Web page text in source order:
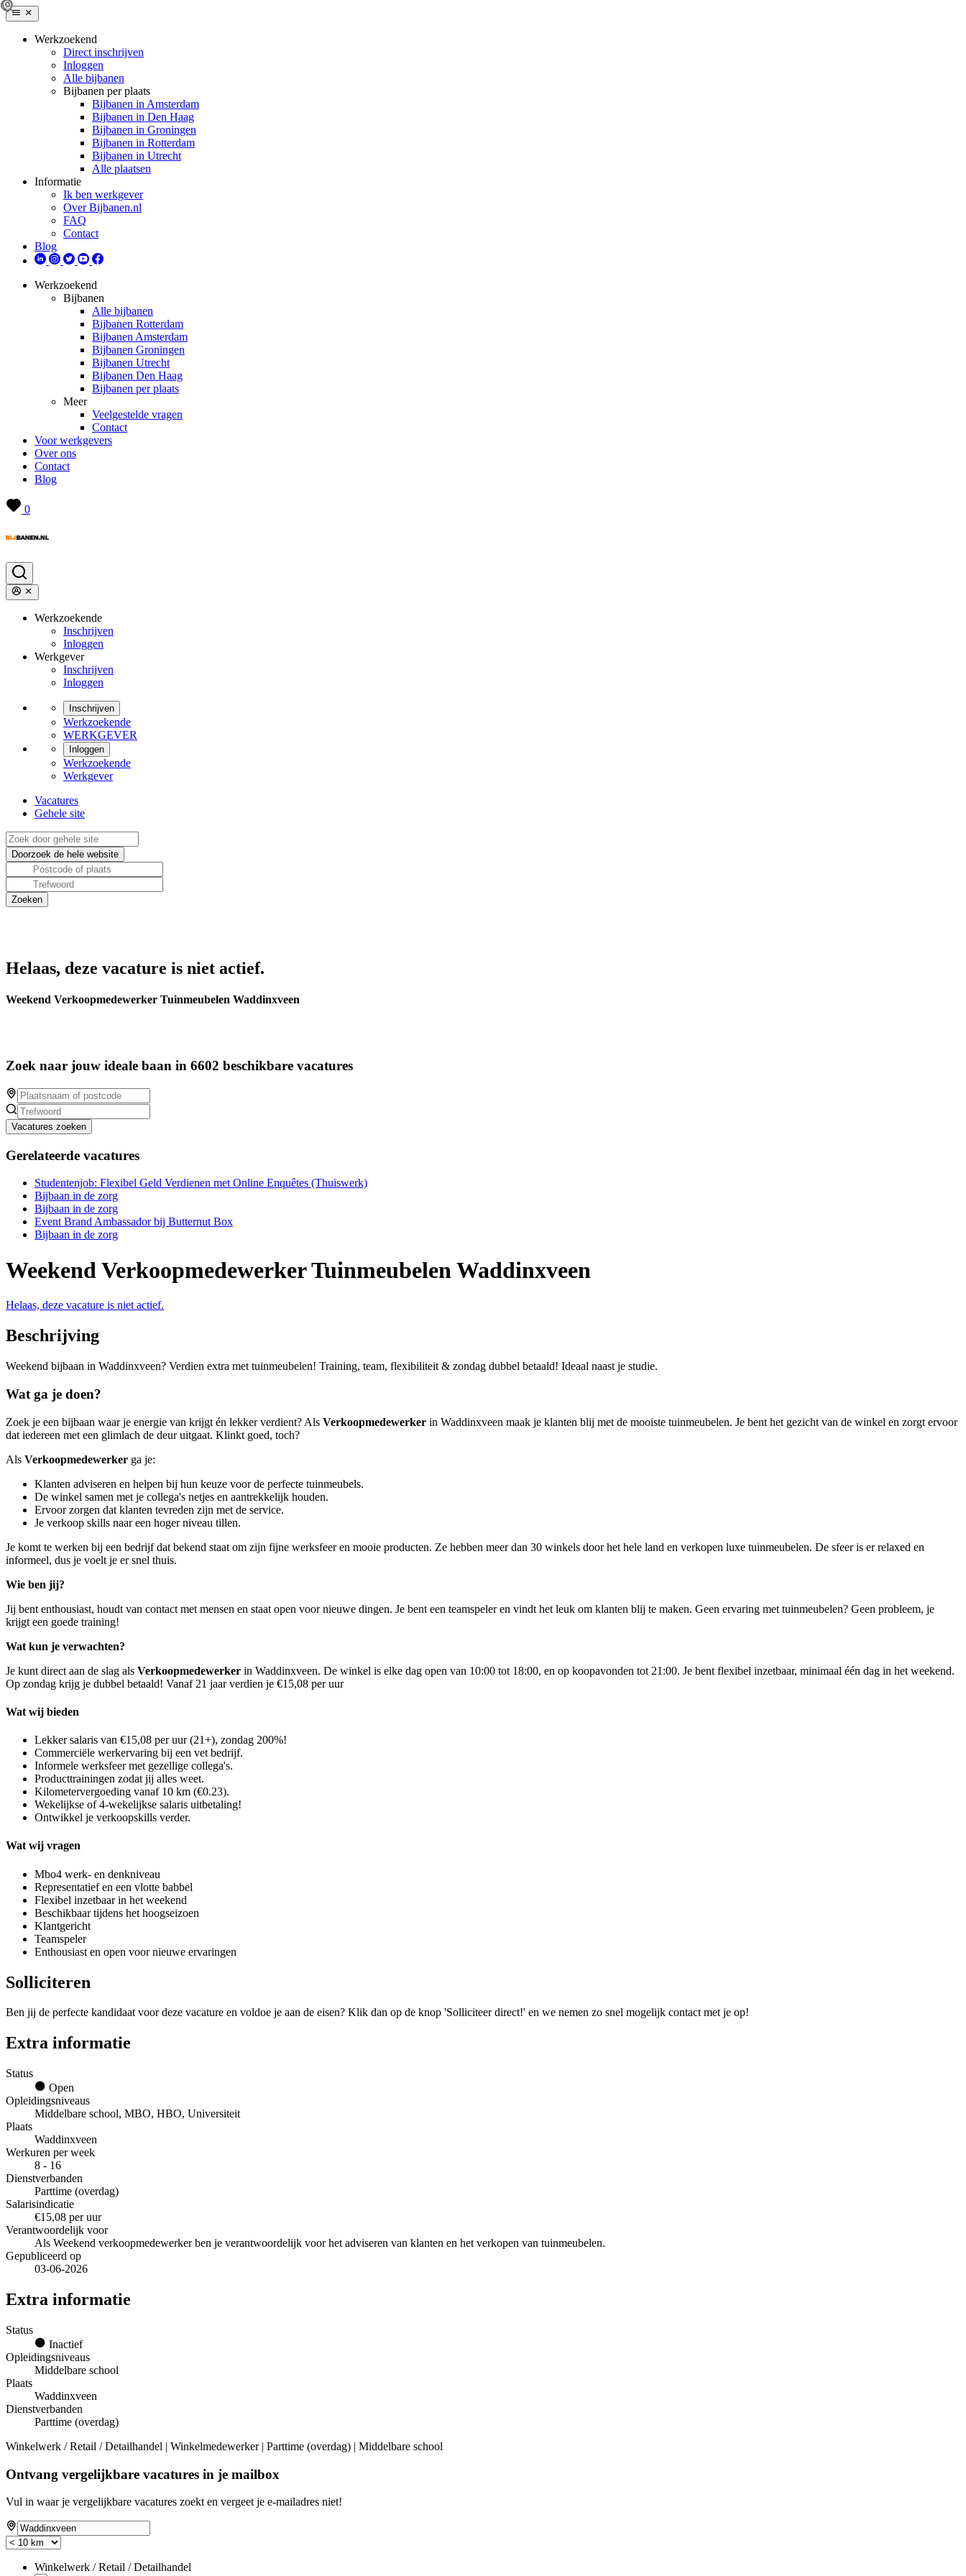
Werkzoekend
Direct inschrijven
Inloggen
Alle bijbanen
Bijbanen per plaats
Bijbanen in Amsterdam
Bijbanen in Den Haag
Bijbanen in Groningen
Bijbanen in Rotterdam
Bijbanen in Utrecht
Alle plaatsen
Informatie
Ik ben werkgever
Over Bijbanen.nl
FAQ
Contact
Blog
Werkzoekend
Bijbanen
Alle bijbanen
Bijbanen Rotterdam
Bijbanen Amsterdam
Bijbanen Groningen
Bijbanen Utrecht
Bijbanen Den Haag
Bijbanen per plaats
Meer
Veelgestelde vragen
Contact
Voor werkgevers
Over ons
Contact
Blog
0
Werkzoekende
Inschrijven
Inloggen
Werkgever
Inschrijven
Inloggen
Inschrijven
Werkzoekende
WERKGEVER
Inloggen
Werkzoekende
Werkgever
Vacatures
Gehele site
Helaas, deze vacature is niet actief.
Weekend Verkoopmedewerker Tuinmeubelen Waddinxveen
Zoek naar jouw ideale baan in 6602 beschikbare vacatures
Vacatures zoeken
Gerelateerde vacatures
Studentenjob: Flexibel Geld Verdienen met Online Enquêtes (Thuiswerk)
Bijbaan in de zorg
Bijbaan in de zorg
Event Brand Ambassador bij Butternut Box
Bijbaan in de zorg
Weekend Verkoopmedewerker Tuinmeubelen Waddinxveen
Helaas, deze vacature is niet actief.
Beschrijving
Weekend bijbaan in Waddinxveen? Verdien extra met tuinmeubelen! Training, team, flexibiliteit & zondag dubbel betaald! Ideaal naast je studie.
Wat ga je doen?
Zoek je een bijbaan waar je energie van krijgt én lekker verdient? Als Verkoopmedewerker in Waddinxveen maak je klanten blij met de mooiste tuinmeubelen. Je bent het gezicht van de winkel en zorgt ervoor
dat iedereen met een glimlach de deur uitgaat. Klinkt goed, toch?
Als Verkoopmedewerker ga je:
Klanten adviseren en helpen bij hun keuze voor de perfecte tuinmeubels.
De winkel samen met je collega's netjes en aantrekkelijk houden.
Ervoor zorgen dat klanten tevreden zijn met de service.
Je verkoop skills naar een hoger niveau tillen.
Je komt te werken bij een bedrijf dat bekend staat om zijn fijne werksfeer en mooie producten. Ze hebben meer dan 30 winkels door het hele land en verkopen luxe tuinmeubelen. De sfeer is er relaxed en
informeel, dus je voelt je er snel thuis.
Wie ben jij?
Jij bent enthousiast, houdt van contact met mensen en staat open voor nieuwe dingen. Je bent een teamspeler en vindt het leuk om klanten blij te maken. Geen ervaring met tuinmeubelen? Geen probleem, je
krijgt een goede training!
Wat kun je verwachten?
Je kunt direct aan de slag als Verkoopmedewerker in Waddinxveen. De winkel is elke dag open van 10:00 tot 18:00, en op koopavonden tot 21:00. Je bent flexibel inzetbaar, minimaal één dag in het weekend.
Op zondag krijg je dubbel betaald! Vanaf 21 jaar verdien je €15,08 per uur
Wat wij bieden
Lekker salaris van €15,08 per uur (21+), zondag 200%!
Commerciële werkervaring bij een vet bedrijf.
Informele werksfeer met gezellige collega's.
Producttrainingen zodat jij alles weet.
Kilometervergoeding vanaf 10 km (€0.23).
Wekelijkse of 4-wekelijkse salaris uitbetaling!
Ontwikkel je verkoopskills verder.
Wat wij vragen
Mbo4 werk- en denkniveau
Representatief en een vlotte babbel
Flexibel inzetbaar in het weekend
Beschikbaar tijdens het hoogseizoen
Klantgericht
Teamspeler
Enthousiast en open voor nieuwe ervaringen
Solliciteren
Ben jij de perfecte kandidaat voor deze vacature en voldoe je aan de eisen? Klik dan op de knop 'Solliciteer direct!' en we nemen zo snel mogelijk contact met je op!
Extra informatie
Status
Open
Opleidingsniveaus
Middelbare school, MBO, HBO, Universiteit
Plaats
Waddinxveen
Werkuren per week
8 - 16
Dienstverbanden
Parttime (overdag)
Salarisindicatie
€15,08 per uur
Verantwoordelijk voor
Als Weekend verkoopmedewerker ben je verantwoordelijk voor het adviseren van klanten en het verkopen van tuinmeubelen.
Gepubliceerd op
03-06-2026
Extra informatie
Status
Inactief
Opleidingsniveaus
Middelbare school
Plaats
Waddinxveen
Dienstverbanden
Parttime (overdag)
Winkelwerk / Retail / Detailhandel | Winkelmedewerker | Parttime (overdag) | Middelbare school
Ontvang vergelijkbare vacatures in je mailbox
Vul in waar je vergelijkbare vacatures zoekt en vergeet je e-mailadres niet!
Winkelwerk / Retail / Detailhandel